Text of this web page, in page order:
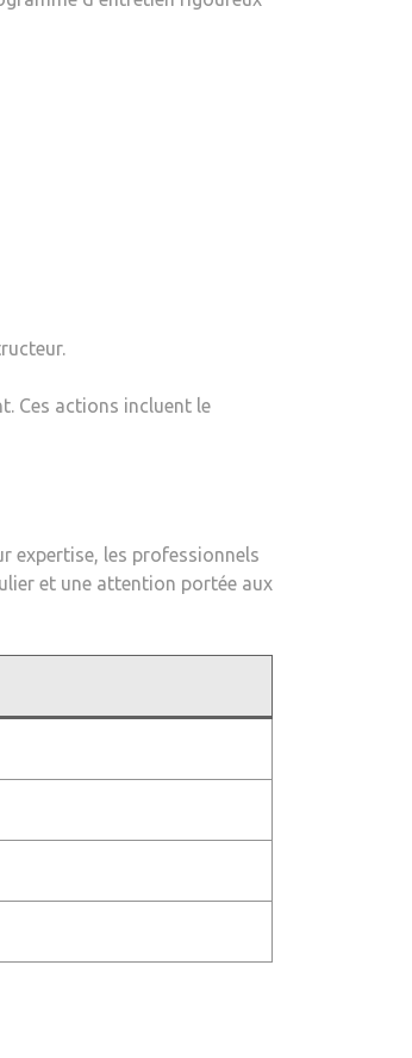
Ces actions incluent le
expertise, les professionnels
et une attention portée aux